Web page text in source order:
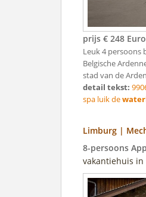
prijs € 248 Euro
Leuk 4 persoons
Belgische
stad van de
detail tekst:
spa luik de
Limburg |
8-persoons
vakantiehuis